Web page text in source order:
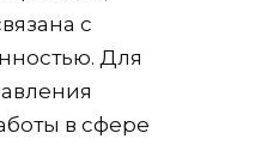
с
Для
в сфере